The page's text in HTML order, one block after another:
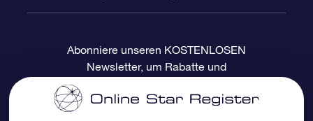
Bewertungen
OSR-Geschenkgutschein
Firmengeschenke
Personalisierte Sternseite
One Million Stars
Zahlungsinformationen
Versandinformationen
Abonniere unseren KOSTENLOSEN
Newsletter, um Rabatte und